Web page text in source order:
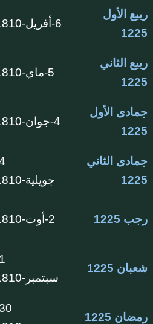
ربيع الأول
1225
6-أفريل-1810
ربيع الثاني
1225
5-ماي-1810
جمادى الأول
1225
4-جوان-1810
جمادى الثاني
1225
جويلية-1810
رجب 1225 2-أوت-1810
شعبان 1225
سبتمبر-1810
رمضان 1225